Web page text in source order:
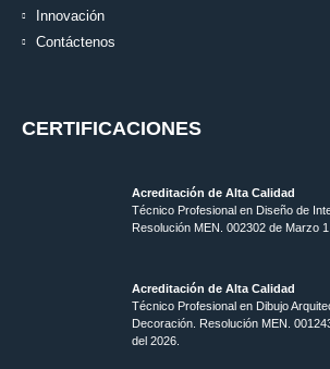
Innovación
Contáctenos
CERTIFICACIONES
Acreditación de Alta Calidad
Técnico Profesional en Diseño de
Resolución MEN. 002302 de Marzo 1
Acreditación de Alta Calidad
Técnico Profesional en Dibujo
Decoración. Resolución MEN.
del 2026.